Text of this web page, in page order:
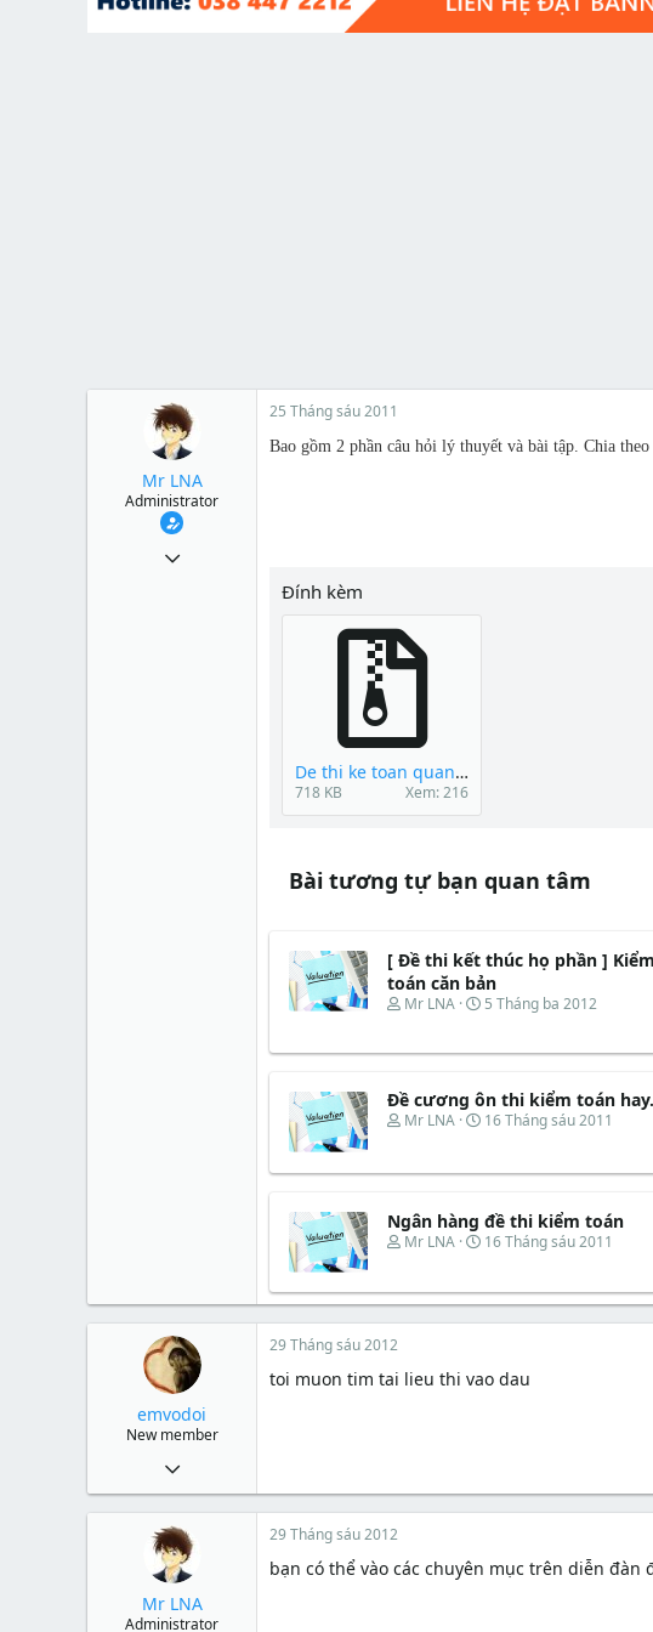
t
Mr LNA
Administrator
25 Tháng sáu 2011
Bao gồm 2 phần câu hỏi lý thuyết và bài tập. Chia
Đính kèm
De thi ke toan quan tri.rar
718 KB Xem: 216
Bài tương tự bạn quan tâm
[ Đề thi kết thúc họ phần ] Kiểm
toán căn bản
T
e
d
s
r
e
r
Mr LNA
N
y
ắ
t
u
5 Tháng ba 2012
Đề cương ôn thi kiểm toán hay.
T
e
d
s
r
t
Mr LNA
N
y
ắ
t
u
16 Tháng sáu 2011
Ngân hàng đề thi kiểm toán
T
e
t
Mr LNA
N
y
đ
16 Tháng sáu 2011
emvodoi
New member
1
29 Tháng sáu 2012
toi muon tim tai lieu thi vao dau
Mr LNA
Administrator
29 Tháng sáu 2012
bạn có thể vào các chuyên mục trên diễn đàn